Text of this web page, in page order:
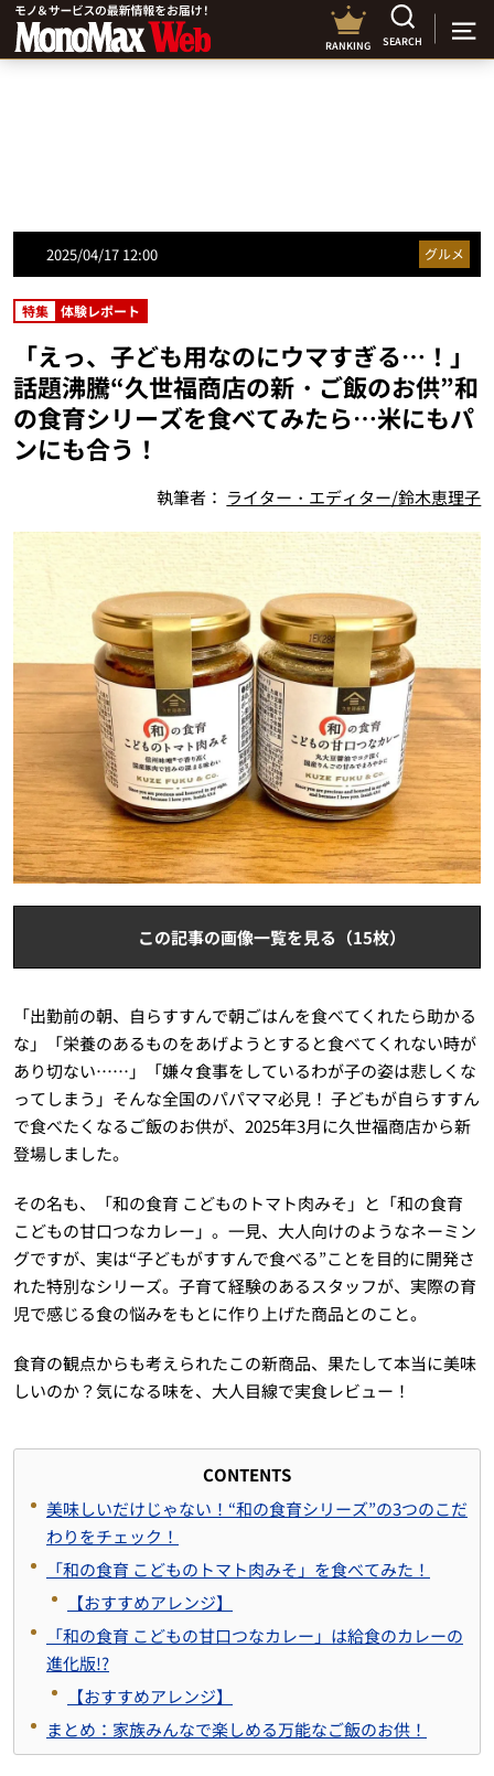
RANKING SEARCH
2025/04/17 12:00 グルメ
特集 体験レポート
「えっ、子ども用なのにウマすぎる…！」
話題沸騰“久世福商店の新・ご飯のお供”和
の食育シリーズを食べてみたら…米にもパ
ンにも合う！
執筆者： ライター・エディター/鈴木恵理子
この記事の画像一覧を見る（15枚）
「出勤前の朝、自らすすんで朝ごはんを食べてくれたら助かる
な」「栄養のあるものをあげようとすると食べてくれない時が
あり切ない……」「嫌々食事をしているわが子の姿は悲しくな
ってしまう」そんな全国のパパママ必見！ 子どもが自らすすん
で食べたくなるご飯のお供が、2025年3月に久世福商店から新
登場しました。
その名も、「和の食育 こどものトマト肉みそ」と「和の食育
こどもの甘口つなカレー」。一見、大人向けのようなネーミン
グですが、実は“子どもがすすんで食べる”ことを目的に開発さ
れた特別なシリーズ。子育て経験のあるスタッフが、実際の育
児で感じる食の悩みをもとに作り上げた商品とのこと。
食育の観点からも考えられたこの新商品、果たして本当に美味
しいのか？気になる味を、大人目線で実食レビュー！
CONTENTS
美味しいだけじゃない！“和の食育シリーズ”の3つのこだ
わりをチェック！
「和の食育 こどものトマト肉みそ」を食べてみた！
【おすすめアレンジ】
「和の食育 こどもの甘口つなカレー」は給食のカレーの
進化版!?
【おすすめアレンジ】
まとめ：家族みんなで楽しめる万能なご飯のお供！